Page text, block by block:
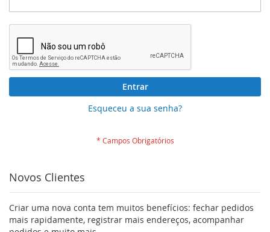
Entrar
Esqueceu a sua senha?
Novos Clientes
Criar uma nova conta tem muitos benefícios: fechar pedidos
mais rapidamente, registrar mais endereços, acompanhar